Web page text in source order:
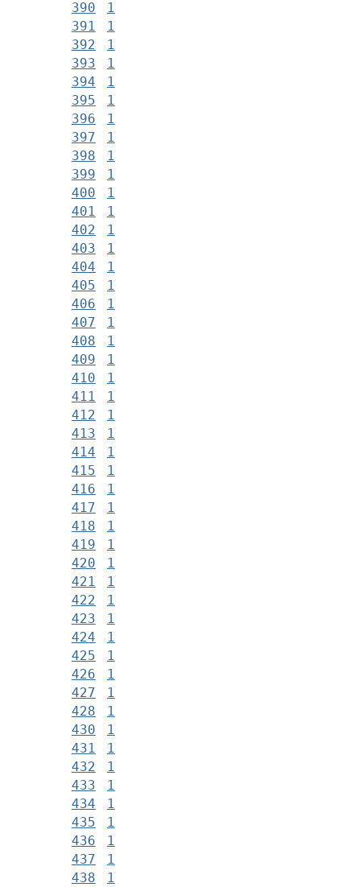
390
1
391
1
392
1
393
1
394
1
395
1
396
1
397
1
398
1
399
1
400
1
401
1
402
1
403
1
404
1
405
1
406
1
407
1
408
1
409
1
410
1
411
1
412
1
413
1
414
1
415
1
416
1
417
1
418
1
419
1
420
1
421
1
422
1
423
1
424
1
425
1
426
1
427
1
428
1
430
1
431
1
432
1
433
1
434
1
435
1
436
1
437
1
438
1